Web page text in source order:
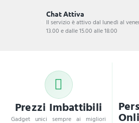
Chat Attiva
Il servizio è attivo dal lunedì al
13.00 e dalle 15.00 alle 18.00
Prezzi Imbattibili
Gadget unici sempre ai migliori